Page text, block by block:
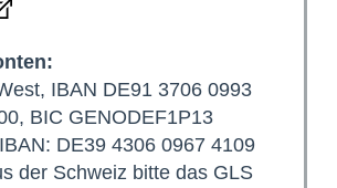
IBAN DE91 3706 0993
BIC GENODEF1P13
DE39 4306 0967 4109
der Schweiz bitte das GLS